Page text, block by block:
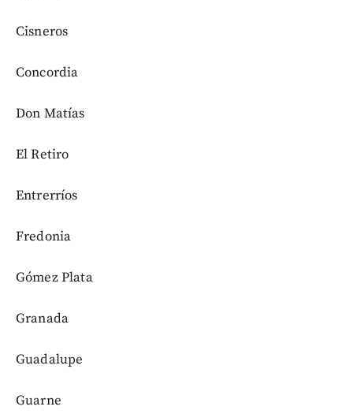
Cisneros
Concordia
Don Matías
El Retiro
Entrerríos
Fredonia
Gómez Plata
Granada
Guadalupe
Guarne